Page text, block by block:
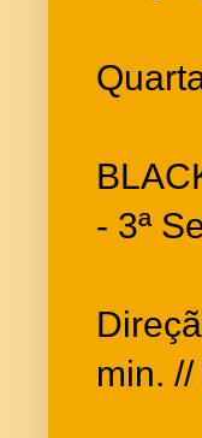
- 3ª
min.